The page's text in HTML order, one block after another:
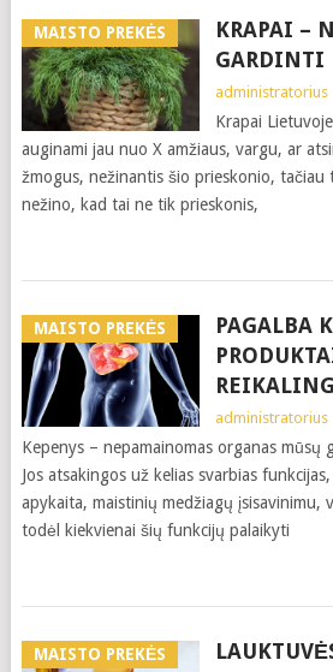
MAISTO PREKĖS
KRAPAI –
GARDINTI
administratorius
Krapai
auginami jau nuo X amžiaus, vargu, ar
žmogus, nežinantis šio prieskonio,
nežino, kad tai ne tik prieskonis,
MAISTO PREKĖS
PAGALBA
administratorius
Kepenys – nepamainomas organas mūsų
Jos atsakingos už kelias svarbias
apykaita, maistinių medžiagų įsisavinimu,
todėl kiekvienai šių funkcijų palaikyti
MAISTO PREKĖS